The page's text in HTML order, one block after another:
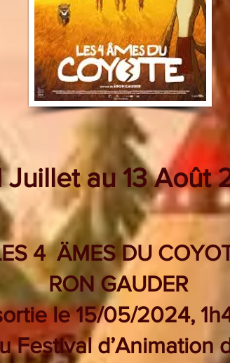
Juillet au 13 Août
4 ÄMES DU
RON GAUDER
le 15/05/2024,
Festival d’Animation